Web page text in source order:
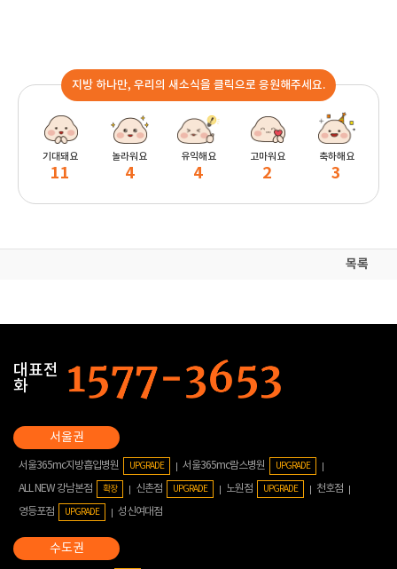
지방 하나만, 우리의 새소식을 클릭으로 응원해주세요.
기대돼요
11
놀라워요
4
유익해요
4
고마워요
2
축하해요
3
목록
대표전
화
서울365mc지방흡입병원 UPGRADE 서울365mc람스병원 UPGRADE
ALL NEW 강남본점 확장 신촌점 UPGRADE 노원점 UPGRADE
천호점
영등포점
UPGRADE 성신여대점